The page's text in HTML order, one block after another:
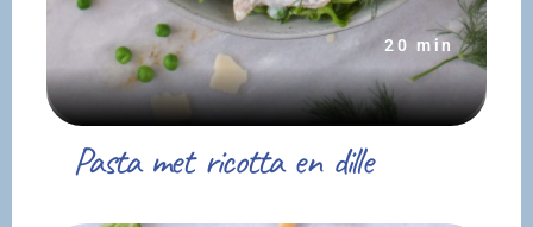
Pasta met ricotta en dille
20 min